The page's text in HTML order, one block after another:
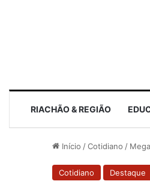
RIACHÃO & REGIÃO
Início /Cotidiano /
Cotidiano Destaque